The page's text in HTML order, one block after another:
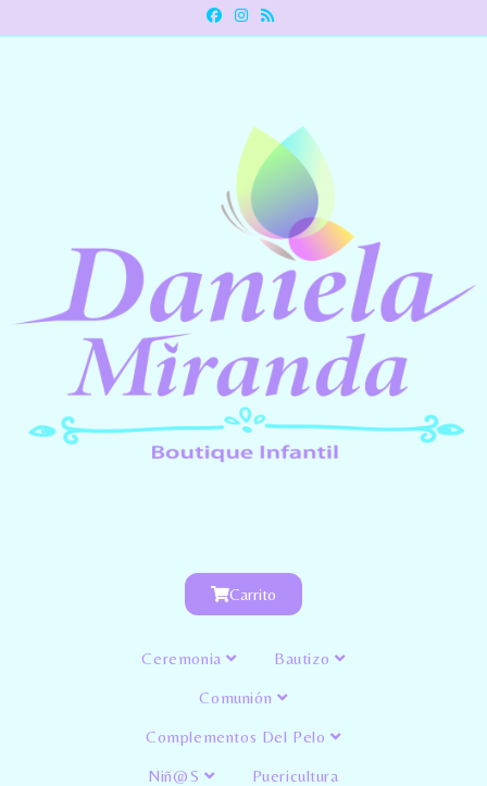
Carrito
Ceremonia Bautizo
Comunión
Complementos Del Pelo
Niñ@s Puericultura